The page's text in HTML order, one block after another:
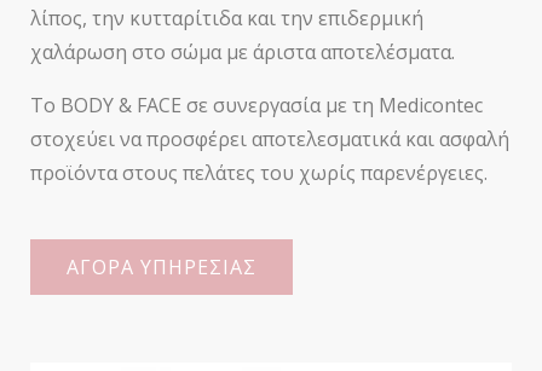
λίπος, την κυτταρίτιδα και την επιδερμική
χαλάρωση στο σώμα με άριστα αποτελέσματα.
Το BODY & FACE σε συνεργασία με τη Medicontec
στοχεύει να προσφέρει αποτελεσματικά και ασφαλή
προϊόντα στους πελάτες του χωρίς παρενέργειες.
ΑΓΟΡΑ ΥΠΗΡΕΣΙΑΣ